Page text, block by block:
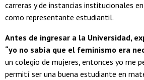
carreras y de instancias institucionales
como representante estudiantil.
Antes de ingresar a la Universidad,
“yo no sabía que el feminismo era
un colegio de mujeres, entonces yo me
permití ser una buena estudiante en